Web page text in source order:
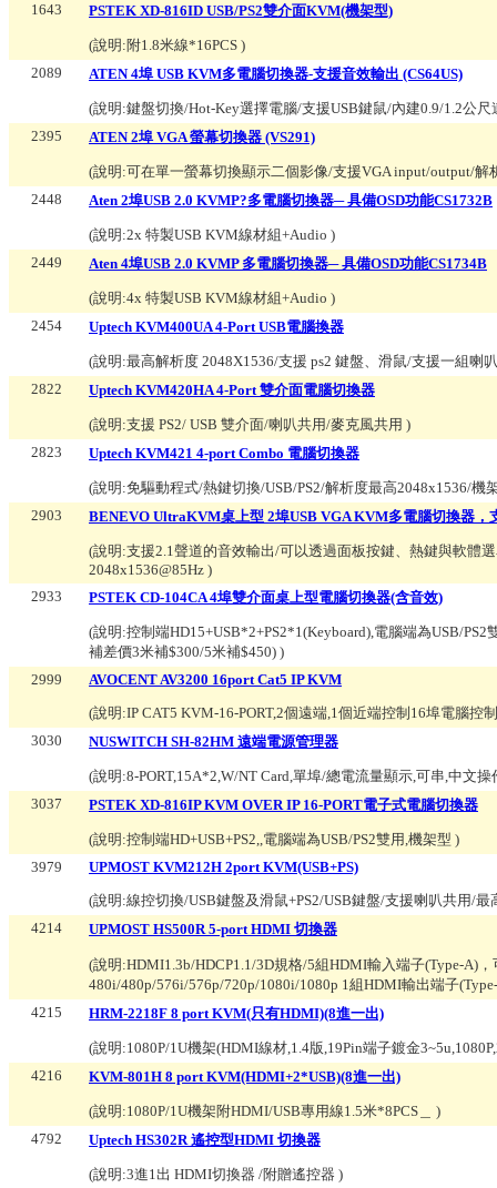
1643
PSTEK XD-816ID USB/PS2雙介面KVM(機架型)
(說明:附1.8米線*16PCS )
2089
ATEN 4埠 USB KVM多電腦切換器-支援音效輸出 (CS64US)
(說明:鍵盤切換/Hot-Key選擇電腦/支援USB鍵鼠/內建0.9/1.2公
2395
ATEN 2埠 VGA 螢幕切換器 (VS291)
(說明:可在單一螢幕切換顯示二個影像/支援VGA input/output/解
2448
Aten 2埠USB 2.0 KVMP?多電腦切換器─ 具備OSD功能CS1732B
(說明:2x 特製USB KVM線材組+Audio )
2449
Aten 4埠USB 2.0 KVMP 多電腦切換器─ 具備OSD功能CS1734B
(說明:4x 特製USB KVM線材組+Audio )
2454
Uptech KVM400UA 4-Port USB電腦換器
(說明:最高解析度 2048X1536/支援 ps2 鍵盤、滑鼠/支援一組喇
2822
Uptech KVM420HA 4-Port 雙介面電腦切換器
(說明:支援 PS2/ USB 雙介面/喇叭共用/麥克風共用 )
2823
Uptech KVM421 4-port Combo 電腦切換器
(說明:免驅動程式/熱鍵切換/USB/PS2/解析度最高2048x1536/機
2903
BENEVO UltraKVM桌上型 2埠USB VGA KVM多電腦切換器，
(說明:支援2.1聲道的音效輸出/可以透過面板按鍵、熱鍵與軟體
2048x1536@85Hz )
2933
PSTEK CD-104CA 4埠雙介面桌上型電腦切換器(含音效)
(說明:控制端HD15+USB*2+PS2*1(Keyboard),電腦端為USB/
補差價3米補$300/5米補$450) )
2999
AVOCENT AV3200 16port Cat5 IP KVM
(說明:IP CAT5 KVM-16-PORT,2個遠端,1個近端控制16埠電腦控
3030
NUSWITCH SH-82HM 遠端電源管理器
(說明:8-PORT,15A*2,W/NT Card,單埠/總電流量顯示,可串,中文
3037
PSTEK XD-816IP KVM OVER IP 16-PORT電子式電腦切換器
(說明:控制端HD+USB+PS2,,電腦端為USB/PS2雙用,機架型 )
3979
UPMOST KVM212H 2port KVM(USB+PS)
(說明:線控切換/USB鍵盤及滑鼠+PS2/USB鍵盤/支援喇叭共用/
4214
UPMOST HS500R 5-port HDMI 切換器
(說明:HDMI1.3b/HDCP1.1/3D規格/5組HDMI輸入端子(Type-A)
480i/480p/576i/576p/720p/1080i/1080p 1組HDMI輸出端子
4215
HRM-2218F 8 port KVM(只有HDMI)(8進一出)
(說明:1080P/1U機架(HDMI線材,1.4版,19Pin端子鍍金
4216
KVM-801H 8 port KVM(HDMI+2*USB)(8進一出)
(說明:1080P/1U機架附HDMI/USB專用線1.5米*8PCS＿ )
4792
Uptech HS302R 遙控型HDMI 切換器
(說明:3進1出 HDMI切換器 /附贈遙控器 )